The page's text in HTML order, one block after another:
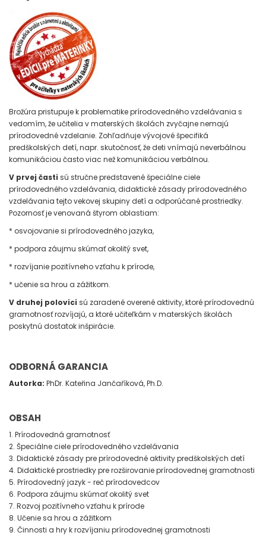
Brožúra pristupuje k problematike prírodovedného vzdelávania s
vedomím, že učitelia v materských školách zvyčajne nemajú
prírodovedné vzdelanie. Zohľadňuje vývojové špecifiká
predškolských detí, napr. skutočnosť, že deti vnímajú neverbálnou
komunikáciou často viac než komunikáciou verbálnou.
V prvej časti sú stručne predstavené špeciálne ciele
prírodovedného vzdelávania, didaktické zásady prírodovedného
vzdelávania tejto vekovej skupiny detí a odporúčané prostriedky.
Pozornosť je venovaná štyrom oblastiam:
* osvojovanie si prírodovedného jazyka,
* podpora záujmu skúmať okolitý svet,
* rozvíjanie pozitívneho vzťahu k prírode,
* učenie sa hrou a zážitkom.
V druhej polovici sú zaradené overené aktivity, ktoré prírodovednú
gramotnosť rozvíjajú, a ktoré učiteľkám v materských školách
poskytnú dostatok inšpirácie.
ODBORNÁ GARANCIA
Autorka: PhDr. Kateřina Jančaříková, Ph.D.
OBSAH
1. Prírodovedná gramotnosť
2. Špeciálne ciele prírodovedného vzdelávania
3. Didaktické zásady pre prírodovedné aktivity predškolských detí
4. Didaktické prostriedky pre rozširovanie prírodovednej gramotnosti
5. Prírodovedný jazyk - reč prírodovedcov
6. Podpora záujmu skúmať okolitý svet
7. Rozvoj pozitívneho vzťahu k prírode
8. Učenie sa hrou a zážitkom
9. Činnosti a hry k rozvíjaniu prírodovednej gramotnosti